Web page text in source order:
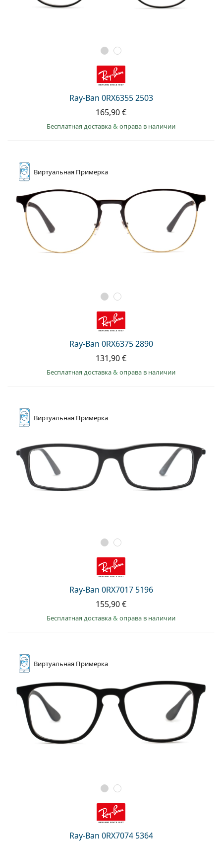
Ray-Ban 0RX6355 2503
165,90 €
Бесплатная доставка& оправа в наличии
Виртуальная Примерка
Ray-Ban 0RX6375 2890
131,90 €
Бесплатная доставка& оправа в наличии
Виртуальная Примерка
Ray-Ban 0RX7017 5196
155,90 €
Бесплатная доставка& оправа в наличии
Виртуальная Примерка
Ray-Ban 0RX7074 5364